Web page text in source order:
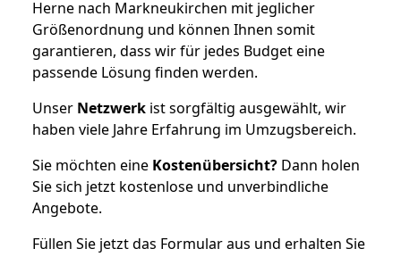
Herne nach Markneukirchen mit jeglicher
Größenordnung und können Ihnen somit
garantieren, dass wir für jedes Budget eine
passende Lösung finden werden.
Unser Netzwerk ist sorgfältig ausgewählt, wir
haben viele Jahre Erfahrung im Umzugsbereich.
Sie möchten eine Kostenübersicht? Dann holen
Sie sich jetzt kostenlose und unverbindliche
Angebote.
Füllen Sie jetzt das Formular aus und erhalten Sie